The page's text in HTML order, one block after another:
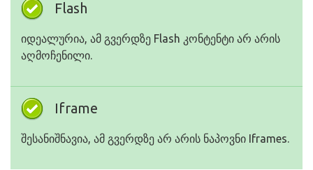
Flash
იდეალურია, ამ გვერდზე Flash კონტენტი არ არის
აღმოჩენილი.
Iframe
შესანიშნავია, ამ გვერდზე არ არის ნაპოვნი Iframes.